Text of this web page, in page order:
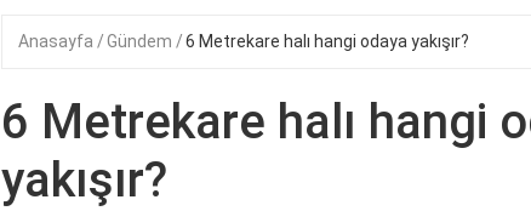
Anasayfa Gündem 6 Metrekare halı hangi odaya yakışır?
6 Metrekare halı hangi
yakışır?